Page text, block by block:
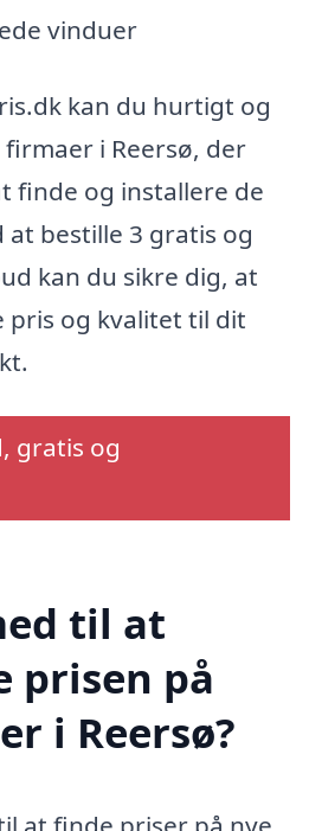
vinduer
kan du hurtigt og
i Reersø, der
finde og installere de
at bestille 3 gratis og
kan du sikre dig, at
pris og kvalitet til dit
gratis og
til at
prisen på
i Reersø?